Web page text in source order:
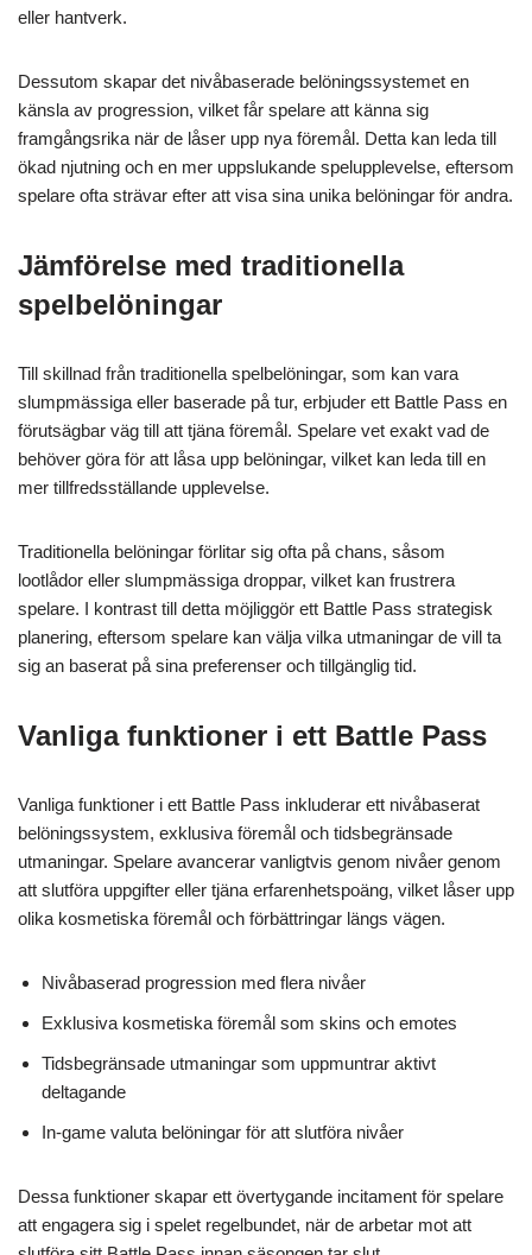
eller hantverk.
Dessutom skapar det nivåbaserade belöningssystemet en
känsla av progression, vilket får spelare att känna sig
framgångsrika när de låser upp nya föremål. Detta kan leda till
ökad njutning och en mer uppslukande spelupplevelse, eftersom
spelare ofta strävar efter att visa sina unika belöningar för andra.
Jämförelse med traditionella
spelbelöningar
Till skillnad från traditionella spelbelöningar, som kan vara
slumpmässiga eller baserade på tur, erbjuder ett Battle Pass en
förutsägbar väg till att tjäna föremål. Spelare vet exakt vad de
behöver göra för att låsa upp belöningar, vilket kan leda till en
mer tillfredsställande upplevelse.
Traditionella belöningar förlitar sig ofta på chans, såsom
lootlådor eller slumpmässiga droppar, vilket kan frustrera
spelare. I kontrast till detta möjliggör ett Battle Pass strategisk
planering, eftersom spelare kan välja vilka utmaningar de vill ta
sig an baserat på sina preferenser och tillgänglig tid.
Vanliga funktioner i ett Battle Pass
Vanliga funktioner i ett Battle Pass inkluderar ett nivåbaserat
belöningssystem, exklusiva föremål och tidsbegränsade
utmaningar. Spelare avancerar vanligtvis genom nivåer genom
att slutföra uppgifter eller tjäna erfarenhetspoäng, vilket låser upp
olika kosmetiska föremål och förbättringar längs vägen.
Nivåbaserad progression med flera nivåer
Exklusiva kosmetiska föremål som skins och emotes
Tidsbegränsade utmaningar som uppmuntrar aktivt
deltagande
In-game valuta belöningar för att slutföra nivåer
Dessa funktioner skapar ett övertygande incitament för spelare
att engagera sig i spelet regelbundet, när de arbetar mot att